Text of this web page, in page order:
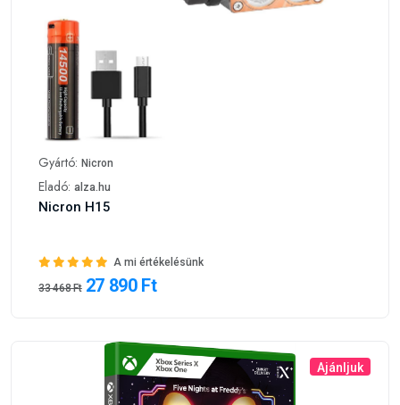
Gyártó: Nicron
Eladó: alza.hu
Nicron H15
A mi értékelésünk
33 468 Ft 27 890 Ft
Ajánljuk